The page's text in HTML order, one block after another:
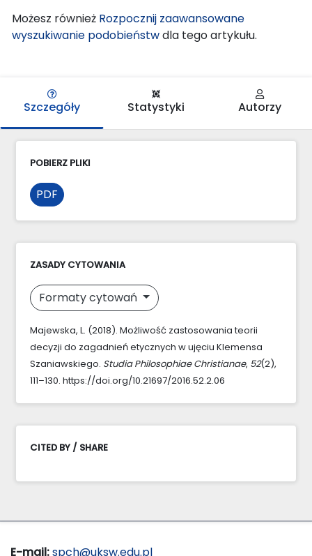
Możesz również Rozpocznij zaawansowane
wyszukiwanie podobieństwdla tego artykułu.
Szczegóły Statystyki Autorzy
POBIERZ PLIKI
PDF
ZASADY CYTOWANIA
Formaty cytowań
Majewska, L. (2018). Możliwość zastosowania teorii
decyzji do zagadnień etycznych w ujęciu Klemensa
Szaniawskiego. Studia Philosophiae Christianae, 52(2),
111–130. https://doi.org/10.21697/2016.52.2.06
CITED BY / SHARE
E-mail:spch@uksw.edu.pl